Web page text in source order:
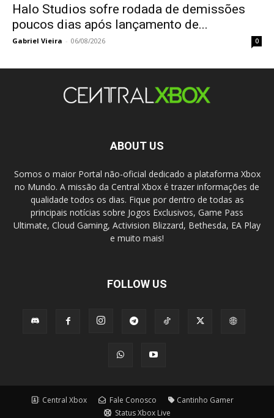
Halo Studios sofre rodada de demissões
poucos dias após lançamento de...
Gabriel Vieira - 06/08/2026 0
ABOUT US
Somos o maior Portal não-oficial dedicado a plataforma Xbox
no Mundo. A missão da Central Xbox é trazer informações de
qualidade todos os dias. Fique por dentro de todas as
principais notícias sobre Jogos Exclusivos, Game Pass
Ultimate, Cloud Gaming, Activision Blizzard, Bethesda, EA Play
e muito mais!
FOLLOW US
Central Xbox Fale Conosco
Cantinho Gamer
Status Xbox Live